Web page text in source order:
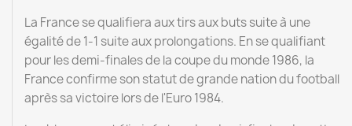
La France se qualifiera aux tirs aux buts suite à une
égalité de 1-1 suite aux prolongations. En se qualifiant
pour les demi-finales de la coupe du monde 1986, la
France confirme son statut de grande nation du football
après sa victoire lors de l'Euro 1984.